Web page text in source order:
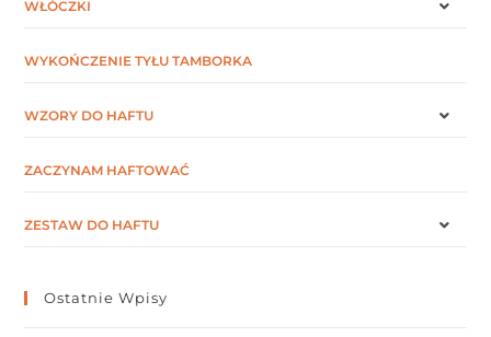
WŁÓCZKI
WYKOŃCZENIE TYŁU TAMBORKA
WZORY DO HAFTU
ZACZYNAM HAFTOWAĆ
ZESTAW DO HAFTU
Ostatnie Wpisy